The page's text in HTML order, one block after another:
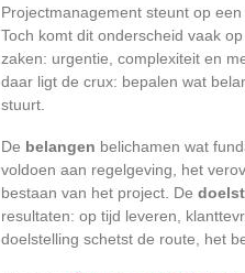
Projectmanagement steunt op
Toch komt dit onderscheid vaak
zaken: urgentie, complexiteit en
daar ligt de crux: bepalen wat
stuurt.
De belangen belichamen wat
voldoen aan regelgeving, het
bestaan van het project. De
resultaten: op tijd leveren,
doelstelling schetst de route, het